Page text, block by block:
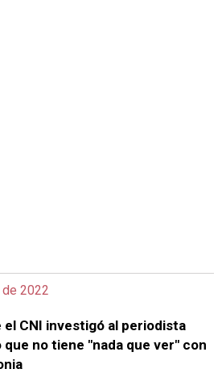
2022
CNI investigó al periodista
que no tiene "nada que ver" con